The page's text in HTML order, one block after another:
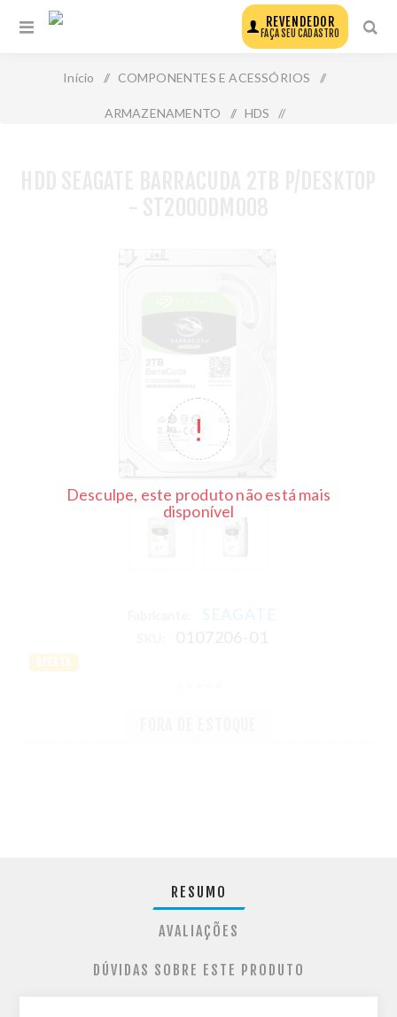
REVENDEDOR
FAÇA SEU CADASTRO
Início / COMPONENTES E ACESSÓRIOS /
ARMAZENAMENTO / HDS /
Desculpe, este produto não está mais
disponível
SEAGATE
OFERTA
RESUMO
AVALIAÇÕES
DÚVIDAS SOBRE ESTE PRODUTO